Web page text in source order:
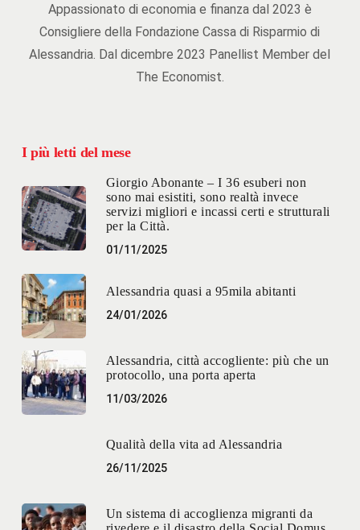
Appassionato di economia e finanza dal 2023 è
Consigliere della Fondazione Cassa di Risparmio di
Alessandria. Dal dicembre 2023 Panellist Member del
The Economist.
I più letti del mese
Giorgio Abonante – I 36 esuberi non
sono mai esistiti, sono realtà invece
servizi migliori e incassi certi e strutturali
per la Città.
01/11/2025
Alessandria quasi a 95mila abitanti
24/01/2026
Alessandria, città accogliente: più che un
protocollo, una porta aperta
11/03/2026
Qualità della vita ad Alessandria
26/11/2025
Un sistema di accoglienza migranti da